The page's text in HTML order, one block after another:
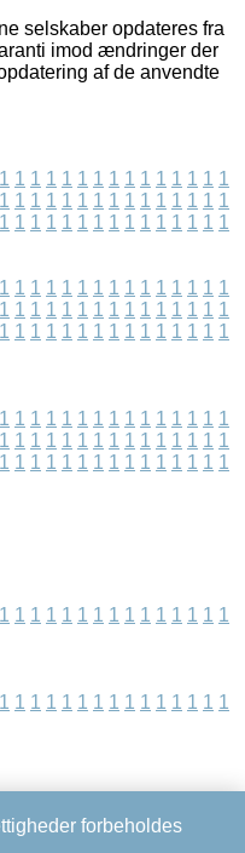
selskaber opdateres fra
imod ændringer der
af de anvendte
1 1 1 1 1 1 1 1 1 1 1 1 1 1 1
1 1 1 1 1 1 1 1 1 1 1 1 1 1 1
1 1 1 1 1 1 1 1 1 1 1 1 1 1 1
1 1 1 1 1 1 1 1 1 1 1 1 1 1 1
1 1 1 1 1 1 1 1 1 1 1 1 1 1 1
1 1 1 1 1 1 1 1 1 1 1 1 1 1 1
1 1 1 1 1 1 1 1 1 1 1 1 1 1 1
1 1 1 1 1 1 1 1 1 1 1 1 1 1 1
1 1 1 1 1 1 1 1 1 1 1 1 1 1 1
1 1 1 1 1 1 1 1 1 1 1 1 1 1 1
1 1 1 1 1 1 1 1 1 1 1 1 1 1 1
forbeholdes